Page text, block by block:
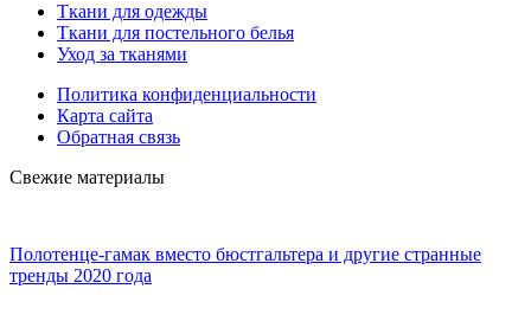
Ткани для одежды
Ткани для постельного белья
Уход за тканями
Политика конфиденциальности
Карта сайта
Обратная связь
Свежие материалы
Полотенце-гамак вместо бюстгальтера и другие странные
тренды 2020 года